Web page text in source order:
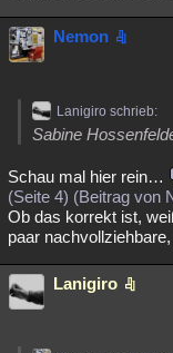
Nemon
Lanigiro schrieb:
Sabine
Schau mal hier rein…
(Seite 4) (Beitrag von
Ob das korrekt ist,
paar
Lanigiro